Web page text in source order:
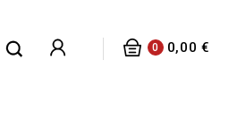
0 0,00 €